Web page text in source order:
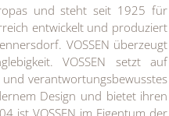
und steht seit 1925 für
entwickelt und produziert
VOSSEN überzeugt
VOSSEN setzt auf
verantwortungsbewusstes
Design und bietet ihren